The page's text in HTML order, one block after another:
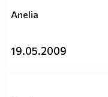
Anelia
19.05.2009